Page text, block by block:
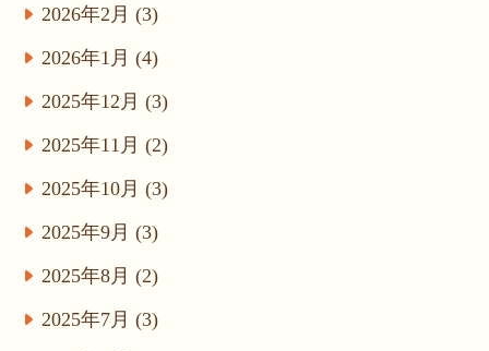
2026年2月 (3)
2026年1月 (4)
2025年12月 (3)
2025年11月 (2)
2025年10月 (3)
2025年9月 (3)
2025年8月 (2)
2025年7月 (3)